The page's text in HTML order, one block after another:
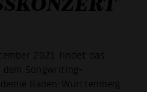
2021 findet das
dem Songwriting-
Baden-Württemberg